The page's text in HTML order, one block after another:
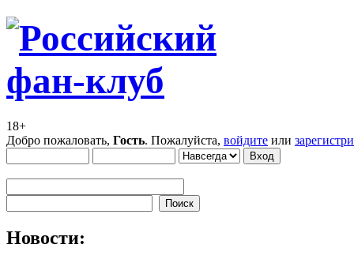
18+
Добро пожаловать, Гость. Пожалуйста, войдите или
Новости: